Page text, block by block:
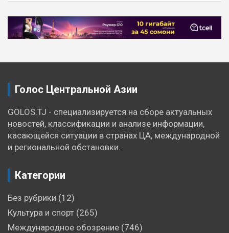
Голос Центральной Азии
GOLOS.TJ - специализируется на сборе актуальных
новостей, классификации и анализе информации,
касающейся ситуации в странах ЦА, международной
и региональной обстановки.
Категории
Без рубрики (12)
Культура и спорт (265)
Международное обозрение (746)